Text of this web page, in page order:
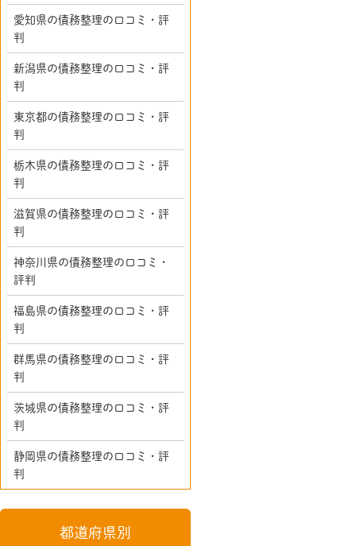
愛知県の債務整理の口コミ・評
判
新潟県の債務整理の口コミ・評
判
東京都の債務整理の口コミ・評
判
栃木県の債務整理の口コミ・評
判
滋賀県の債務整理の口コミ・評
判
神奈川県の債務整理の口コミ・
評判
福島県の債務整理の口コミ・評
判
群馬県の債務整理の口コミ・評
判
茨城県の債務整理の口コミ・評
判
静岡県の債務整理の口コミ・評
判
都道府県別